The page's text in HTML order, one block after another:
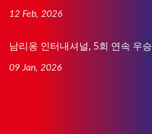
12 Feb, 2026
남리옹 인터내셔널, 5회 연속 우
09 Jan, 2026